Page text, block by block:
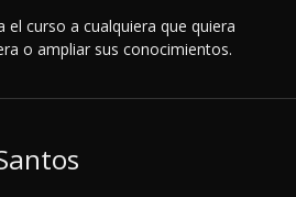
el curso a cualquiera que quiera
o ampliar sus conocimientos.